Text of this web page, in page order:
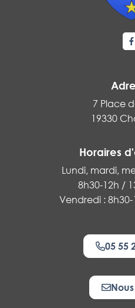
7 Place
19330
Horaires
Lundi, mardi,
8h30-12h /
Vendredi :
05 55